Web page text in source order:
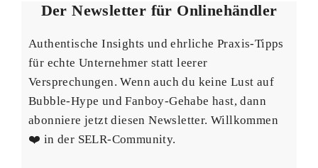
Der Newsletter für Onlinehändler
Authentische Insights und ehrliche Praxis-Tipps
für echte Unternehmer statt leerer
Versprechungen. Wenn auch du keine Lust auf
Bubble-Hype und Fanboy-Gehabe hast, dann
abonniere jetzt diesen Newsletter. Willkommen
❤️ in der SELR-Community.